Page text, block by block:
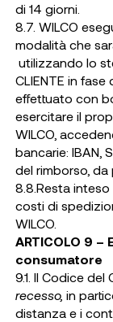
di 14 giorni.
8.7. WILCO
modalità che
utilizzando lo
CLIENTE in
effettuato con
esercitare il
WILCO,
bancarie: IBAN,
del rimborso, da
8.8.Resta
costi di
WILCO.
ARTICOLO 9
consumatore
9.1. Il Codice
recesso, in
distanza e i